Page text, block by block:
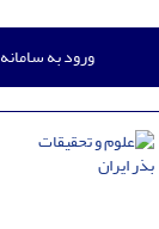
ورود به سامانه